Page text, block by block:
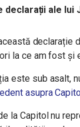
declarații ale lui
declarație
la ce am fost și
este sub asalt,
asupra
la Capitol nu